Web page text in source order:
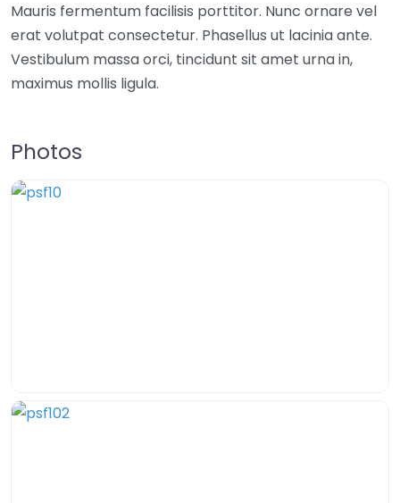
Mauris fermentum facilisis porttitor. Nunc ornare vel
erat volutpat consectetur. Phasellus ut lacinia ante.
Vestibulum massa orci, tincidunt sit amet urna in,
maximus mollis ligula.
Photos